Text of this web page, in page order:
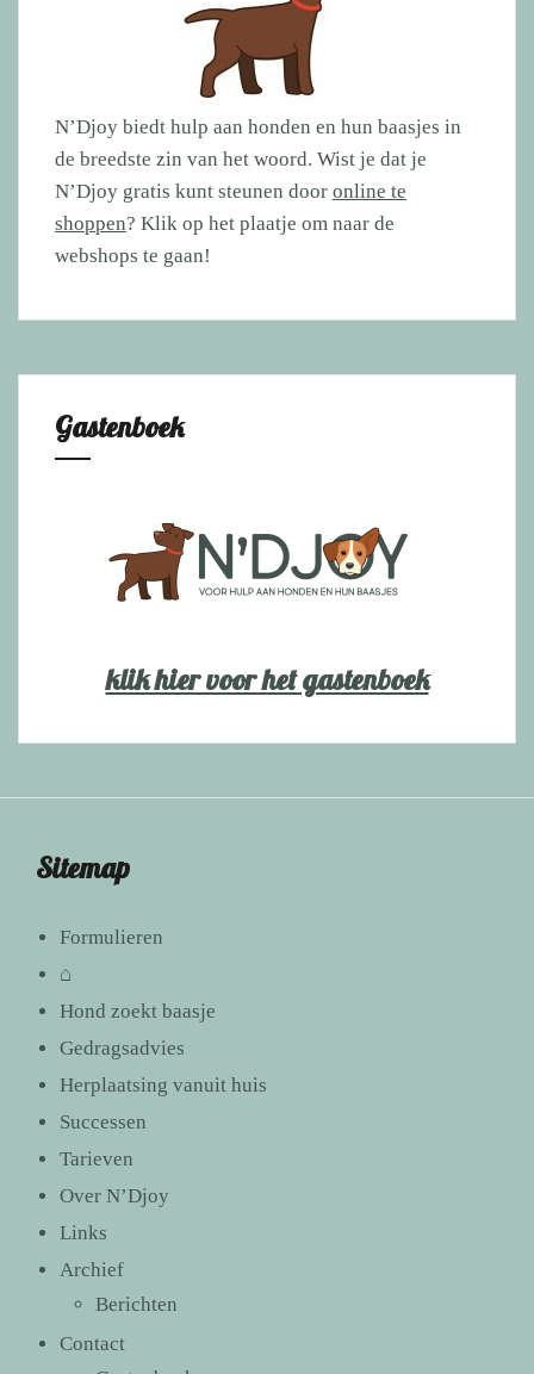
N’Djoy biedt hulp aan honden en hun baasjes in
de breedste zin van het woord. Wist je dat je
N’Djoy gratis kunt steunen door online te
shoppen? Klik op het plaatje om naar de
webshops te gaan!
Gastenboek
klik hier voor het gastenboek
Sitemap
Formulieren
⌂
Hond zoekt baasje
Gedragsadvies
Herplaatsing vanuit huis
Successen
Tarieven
Over N’Djoy
Links
Archief
Berichten
Contact